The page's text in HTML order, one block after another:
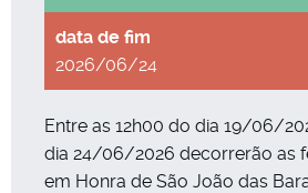
2026/06/24
Entre as 12h00 do dia 19/06/
dia 24/06/2026 decorrerão as
em Honra de São João das